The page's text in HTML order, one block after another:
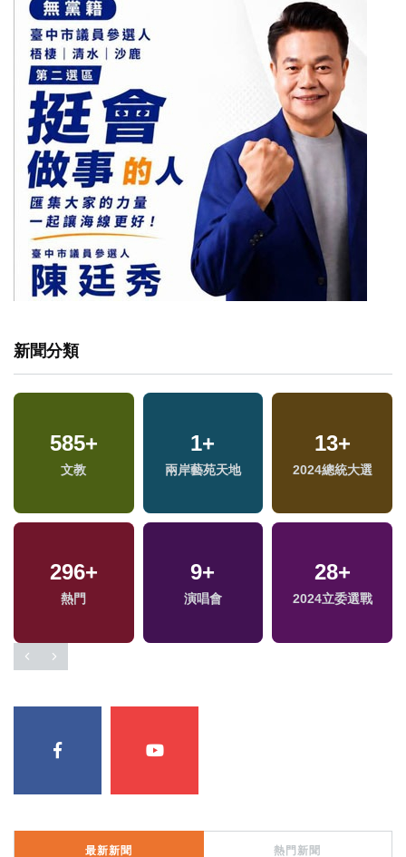
新聞分類
585+
文教
1+
兩岸藝苑天地
13+
2024總統大選
296+
熱門
9+
演唱會
28+
2024立委選戰
最新新聞 熱門新聞